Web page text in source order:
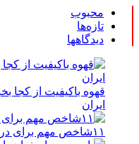
محبوب
تازه‌ها
دیدگاهها
ایران
۱۱شاخص مهم برای درمان اعتیاد با کیفیت بالا